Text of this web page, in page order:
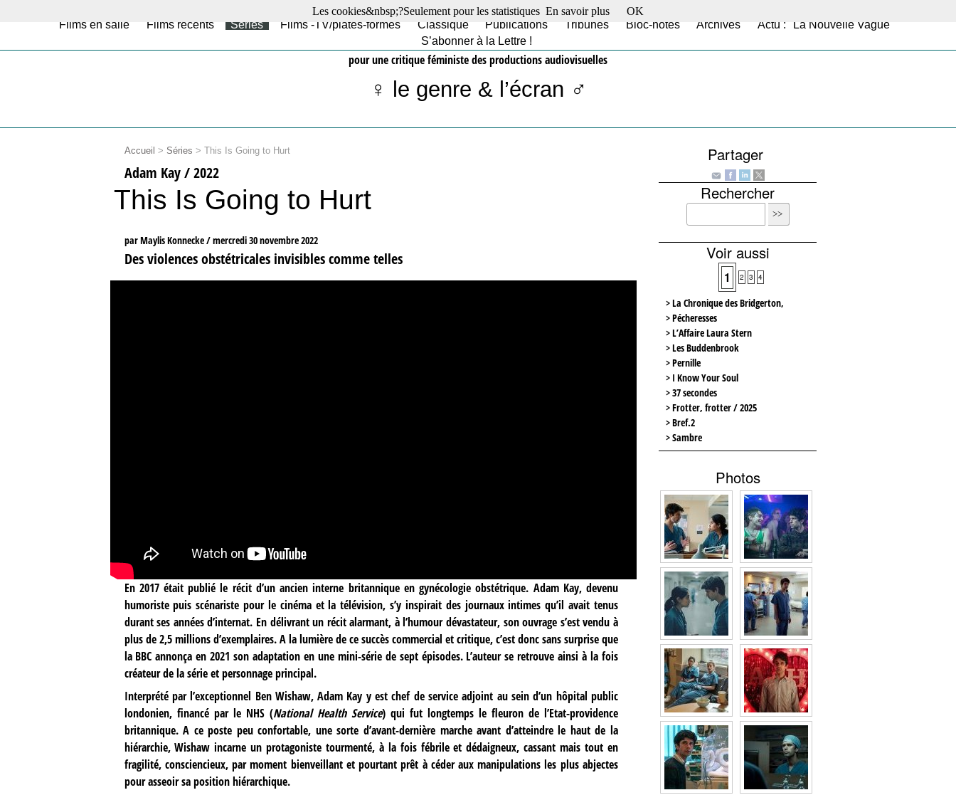
Films en salle Films récents Séries Films -TV/plates-formes Classique Publications Tribunes Bloc-notes Archives
Actu : "La Nouvelle Vague"
S’abonner à la Lettre !
pour une critique féministe des productions audiovisuelles
♀ le genre & l’écran ♂
Accueil > Séries > This Is Going to Hurt
Adam Kay / 2022
This Is Going to Hurt
par Maylis Konnecke /mercredi 30 novembre 2022
Des violences obstétricales invisibles comme telles
En 2017 était publié le récit d’un ancien interne britannique en gynécologie obstétrique. Adam Kay, devenu
humoriste puis scénariste pour le cinéma et la télévision, s’y inspirait des journaux intimes qu’il avait tenus
durant ses années d’internat. En délivrant un récit alarmant, à l’humour dévastateur, son ouvrage s’est vendu à
plus de 2,5 millions d’exemplaires. A la lumière de ce succès commercial et critique, c’est donc sans surprise que
la BBC annonça en 2021 son adaptation en une mini-série de sept épisodes. L’auteur se retrouve ainsi à la fois
créateur de la série et personnage principal.
Interprété par l’exceptionnel Ben Wishaw, Adam Kay y est chef de service adjoint au sein d’un hôpital public
londonien, financé par le NHS (National Health Service) qui fut longtemps le fleuron de l’Etat-providence
britannique. A ce poste peu confortable, une sorte d’avant-dernière marche avant d’atteindre le haut de la
hiérarchie, Wishaw incarne un protagoniste tourmenté, à la fois fébrile et dédaigneux, cassant mais tout en
fragilité, consciencieux, par moment bienveillant et pourtant prêt à céder aux manipulations les plus abjectes
pour asseoir sa position hiérarchique.
Partager
Rechercher
Voir aussi
1 2 3 4
> La Chronique des Bridgerton,
> Pécheresses
> L’Affaire Laura Stern
> Les Buddenbrook
> Pernille
> I Know Your Soul
> 37 secondes
> Frotter, frotter / 2025
> Bref.2
> Sambre
Photos
Les cookies&nbsp;?Seulement pour les statistiques En savoir plus OK